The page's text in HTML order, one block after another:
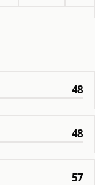
48
48
57